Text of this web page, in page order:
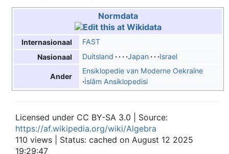
Normdata
Internasionaal
FAST
Nasionaal
Duitsland Japan Israel
Ander
Ensiklopedie van Moderne Oekraïne
İslâm Ansiklopedisi
Licensed under CC BY-SA 3.0 | Source:
https://af.wikipedia.org/wiki/Algebra
110 views | Status: cached on August 12 2025
19:29:47